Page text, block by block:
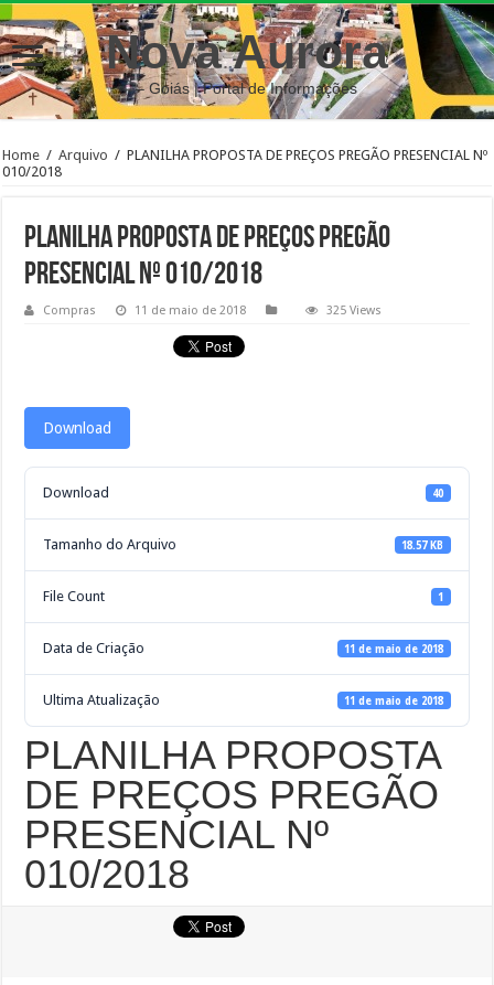
Nova Aurora
– Goiás | Portal de Informações
Home / Arquivo / PLANILHA PROPOSTA DE PREÇOS PREGÃO PRESENCIAL Nº
010/2018
PLANILHA PROPOSTA DE PREÇOS PREGÃO
PRESENCIAL Nº 010/2018
Compras 11 de maio de 2018 325 Views
Download
Download 40
Tamanho do Arquivo 18.57 KB
File Count 1
Data de Criação 11 de maio de 2018
Ultima Atualização 11 de maio de 2018
PLANILHA PROPOSTA
DE PREÇOS PREGÃO
PRESENCIAL Nº
010/2018